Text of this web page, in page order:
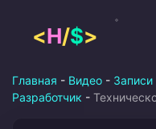
содержимому
<H/$>
Главная - Видео - Записи
Разработчик -